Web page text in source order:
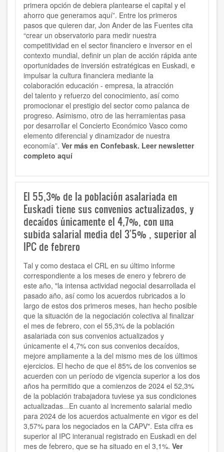
primera opción de debiera plantearse el capital y el
ahorro que generamos aquí”. Entre los primeros
pasos que quieren dar, Jon Ander de las Fuentes cita
“crear un observatorio para medir nuestra
competitividad en el sector financiero e inversor en el
contexto mundial, definir un plan de acción rápida ante
oportunidades de inversión estratégicas en Euskadi, e
impulsar la cultura financiera mediante la
colaboración educación - empresa, la atracción
del talento y refuerzo del conocimiento, así como
promocionar el prestigio del sector como palanca de
progreso. Asimismo, otro de las herramientas pasa
por desarrollar el Concierto Económico Vasco como
elemento diferencial y dinamizador de nuestra
economía”. Ver más en Confebask. Leer newsletter
completo aquí
El 55,3% de la población asalariada en
Euskadi tiene sus convenios actualizados, y
decaídos únicamente el 4,7%, con una
subida salarial media del 3'5% , superior al
IPC de febrero
Tal y como destaca el CRL en su último informe
correspondiente a los meses de enero y febrero de
este año, "la intensa actividad negocial desarrollada el
pasado año, así como los acuerdos rubricados a lo
largo de estos dos primeros meses, han hecho posible
que la situación de la negociación colectiva al finalizar
el mes de febrero, con el 55,3% de la población
asalariada con sus convenios actualizados y
únicamente el 4,7% con sus convenios decaídos,
mejore ampliamente a la del mismo mes de los últimos
ejercicios. El hecho de que el 85% de los convenios se
acuerden con un período de vigencia superior a los dos
años ha permitido que a comienzos de 2024 el 52,3%
de la población trabajadora tuviese ya sus condiciones
actualizadas...En cuanto al incremento salarial medio
para 2024 de los acuerdos actualmente en vigor es del
3,57% para los negociados en la CAPV". Esta cifra es
superior al IPC interanual registrado en Euskadi en del
mes de febrero, que se ha situado en el 3,1%. Ver